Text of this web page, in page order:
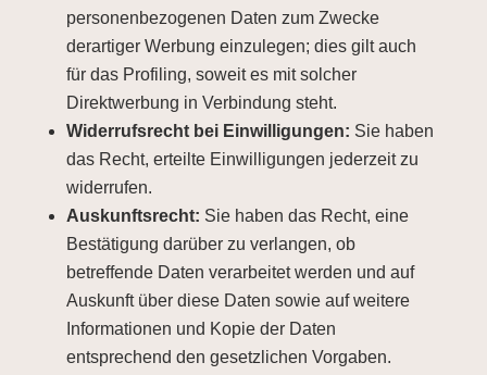
personenbezogenen Daten zum Zwecke
derartiger Werbung einzulegen; dies gilt auch
für das Profiling, soweit es mit solcher
Direktwerbung in Verbindung steht.
Widerrufsrecht bei Einwilligungen: Sie haben
das Recht, erteilte Einwilligungen jederzeit zu
widerrufen.
Auskunftsrecht: Sie haben das Recht, eine
Bestätigung darüber zu verlangen, ob
betreffende Daten verarbeitet werden und auf
Auskunft über diese Daten sowie auf weitere
Informationen und Kopie der Daten
entsprechend den gesetzlichen Vorgaben.